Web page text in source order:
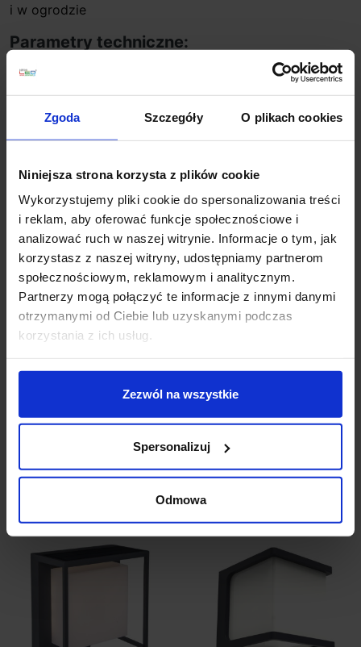
Zgoda Szczegóły O plikach cookies
Niniejsza strona korzysta z plików cookie
Wykorzystujemy pliki cookie do spersonalizowania treści
i reklam, aby oferować funkcje społecznościowe i
analizować ruch w naszej witrynie. Informacje o tym, jak
korzystasz z naszej witryny, udostępniamy partnerom
społecznościowym, reklamowym i analitycznym.
Partnerzy mogą połączyć te informacje z innymi danymi
otrzymanymi od Ciebie lub uzyskanymi podczas
korzystania z ich usług.
Zezwól na wszystkie
Spersonalizuj
Odmowa
i w ogrodzie
Parametry techniczne:
Producent: Lutec
ilość źródeł / rodzaj trzonka: 1 x LED zintegr. 7,7W
500lm ,2700-6500K
napięcie ładowania 5V
napięcie baterii 3,7V
źródło w zestawie: LED zintegr.
kolor lampy: czarny
materiał: aluminium/tworzywo
IP: IP44
Dodatkowe informacje:
sterowanie LUTEC CONNECT produkt ściemnialny.
Szczegóły produktu